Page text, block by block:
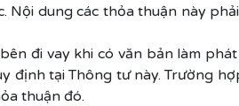
dung các thỏa thuận này
đi vay khi có văn bản làm
định tại Thông tư này. Trường
thuận đó.